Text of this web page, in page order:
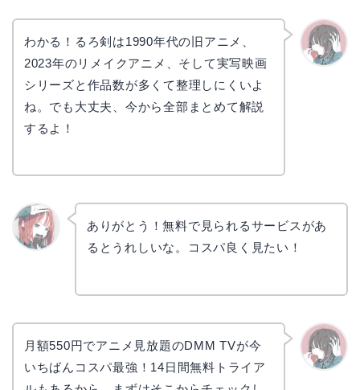
わかる！るろ剣は1990年代の旧アニメ、
2023年のリメイクアニメ、そして実写映画
シリーズと作品数が多くて整理しにくいよ
ね。でも大丈夫、今から全部まとめて解説
するよ！
ありがとう！無料で見られるサービスがあ
るとうれしいな。コスパ良く見たい！
月額550円でアニメ見放題のDMM TVが今
いちばんコスパ最強！14日間無料トライア